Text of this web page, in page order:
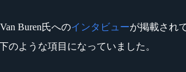
Buren氏へのインタビューが掲載され
のような項目になっていました。